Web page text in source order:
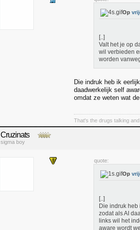
Op
[..]
Valt het je op
wil verbieden
worden
Die indruk heb ik
daadwerkelijk self
omdat ze weten wat
That's the drugs talking
Cruzinats
sigma boy
quote:
Op
[..]
Die indruk
zodat als AI
links wil het
aware wordt